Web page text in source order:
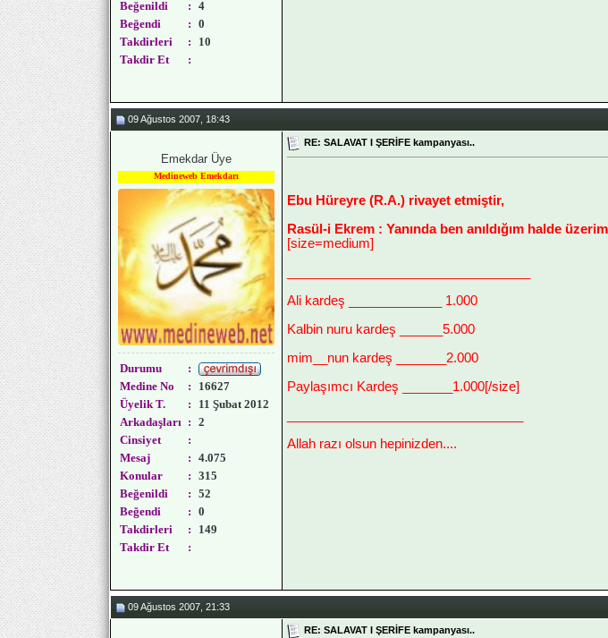
Beğenildi
: 4
Beğendi
: 0
Takdirleri
:
10
Takdir Et
:
09 Ağustos 2007, 18:43
Emekdar Üye
Medineweb Emekdarı
Durumu
:
Medine No
:
16627
Üyelik T.
:
11 Şubat 2012
Arkadaşları : 2
Cinsiyet
:
Mesaj
: 4.075
Konular
: 315
Beğenildi
: 52
Beğendi
: 0
Takdirleri
:
149
Takdir Et
:
RE: SALAVAT I ŞERİFE kampanyası..
Ebu Hüreyre (R.A.) rivayet etmiştir,
Rasül-i Ekrem : Yanında ben anıldığım halde
[size=medium]
Ali kardeş _____________ 1.000
Kalbin nuru kardeş ______5.000
mim__nun kardeş _______2.000
Paylaşımcı Kardeş _______1.000[/size]
Allah razı olsun hepinizden....
09 Ağustos 2007, 21:33
RE: SALAVAT I ŞERİFE kampanyası..